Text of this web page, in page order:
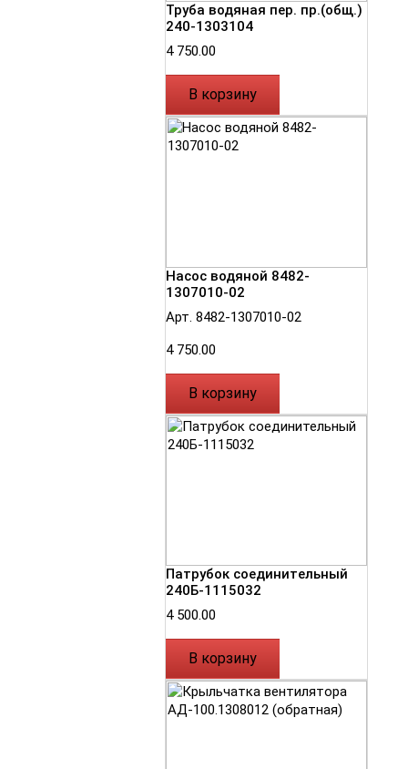
Труба водяная пер. пр.(общ.)
240-1303104
4 750.00
В корзину
Насос водяной 8482-
1307010-02
Арт. 8482-1307010-02
4 750.00
В корзину
Патрубок соединительный
240Б-1115032
4 500.00
В корзину